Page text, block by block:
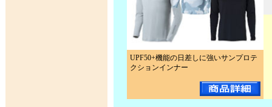
UPF50+機能の日差しに強いサンプロテ
クションインナー